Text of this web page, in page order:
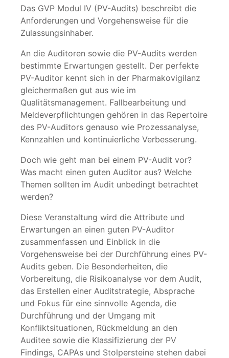
Das GVP Modul IV (PV-Audits) beschreibt die
Anforderungen und Vorgehensweise für die
Zulassungsinhaber.
An die Auditoren sowie die PV-Audits werden
bestimmte Erwartungen gestellt. Der perfekte
PV-Auditor kennt sich in der Pharmakovigilanz
gleichermaßen gut aus wie im
Qualitätsmanagement. Fallbearbeitung und
Meldeverpflichtungen gehören in das Repertoire
des PV-Auditors genauso wie Prozessanalyse,
Kennzahlen und kontinuierliche Verbesserung.
Doch wie geht man bei einem PV-Audit vor?
Was macht einen guten Auditor aus? Welche
Themen sollten im Audit unbedingt betrachtet
werden?
Diese Veranstaltung wird die Attribute und
Erwartungen an einen guten PV-Auditor
zusammenfassen und Einblick in die
Vorgehensweise bei der Durchführung eines PV-
Audits geben. Die Besonderheiten, die
Vorbereitung, die Risikoanalyse vor dem Audit,
das Erstellen einer Auditstrategie, Absprache
und Fokus für eine sinnvolle Agenda, die
Durchführung und der Umgang mit
Konfliktsituationen, Rückmeldung an den
Auditee sowie die Klassifizierung der PV
Findings, CAPAs und Stolpersteine stehen dabei